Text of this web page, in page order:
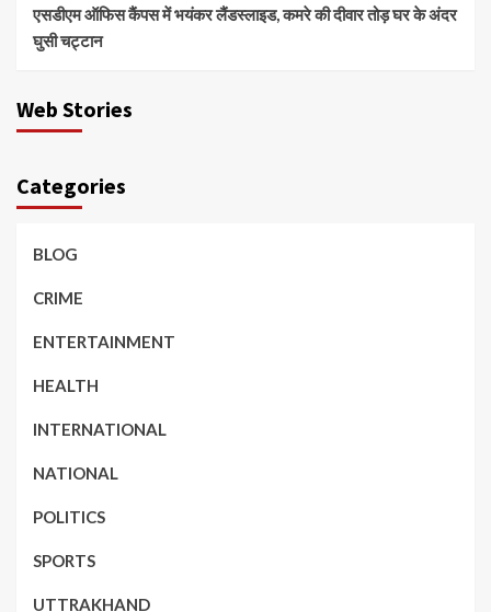
एसडीएम ऑफिस कैंपस में भयंकर लैंडस्लाइड, कमरे की दीवार तोड़ घर के अंदर
घुसी चट्टान
Web Stories
Categories
BLOG
CRIME
ENTERTAINMENT
HEALTH
INTERNATIONAL
NATIONAL
POLITICS
SPORTS
UTTRAKHAND